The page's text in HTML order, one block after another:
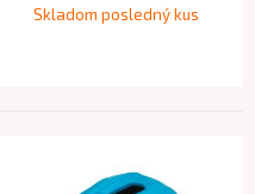
Skladom posledný kus